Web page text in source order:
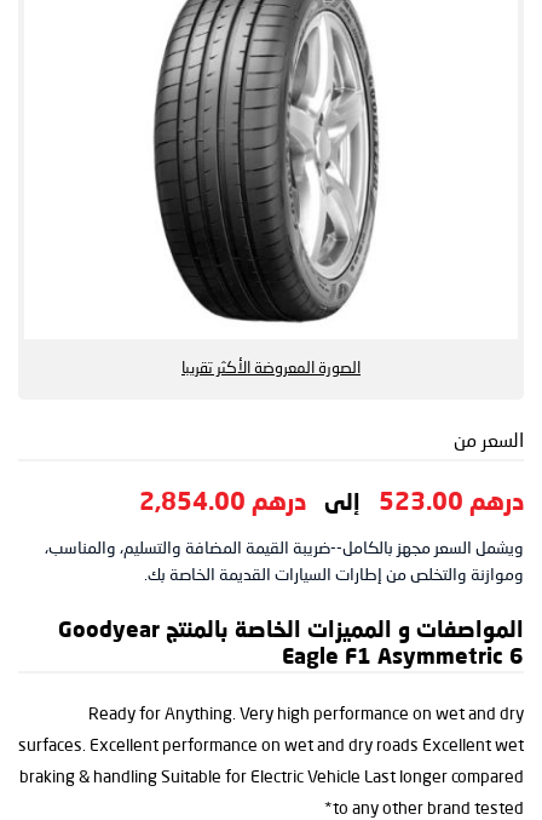
الصورة المعروضة الأكثر تقريبا
السعر من
درهم 523.00 إلى درهم 2,854.00
ويشمل السعر مجهز بالكامل--ضريبة القيمة المضافة والتسليم، والمناسب،
وموازنة والتخلص من إطارات السيارات القديمة الخاصة بك.
المواصفات و المميزات الخاصة بالمنتج Goodyear
Eagle F1 Asymmetric 6
Ready for Anything. Very high performance on wet and dry
surfaces. Excellent performance on wet and dry roads Excellent wet
braking & handling Suitable for Electric Vehicle Last longer compared
to any other brand tested*